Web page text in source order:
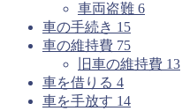
車両盗難 6
車の手続き 15
車の維持費 75
旧車の維持費 13
車を借りる 4
車を手放す 14